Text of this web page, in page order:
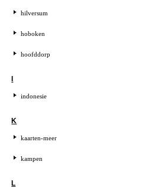
hilversum
hoboken
hoofddorp
I
indonesie
K
kaarten-meer
kampen
L